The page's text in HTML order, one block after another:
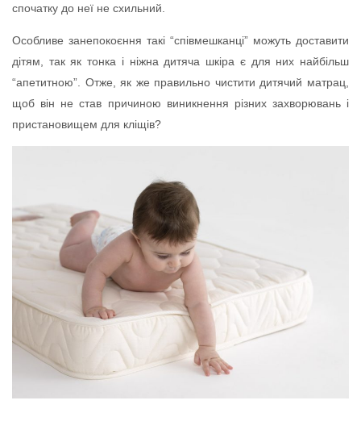
спочатку до неї не схильний.
Особливе занепокоєння такі “співмешканці” можуть доставити
дітям, так як тонка і ніжна дитяча шкіра є для них найбільш
“апетитною”. Отже, як же правильно чистити дитячий матрац,
щоб він не став причиною виникнення різних захворювань і
пристановищем для кліщів?